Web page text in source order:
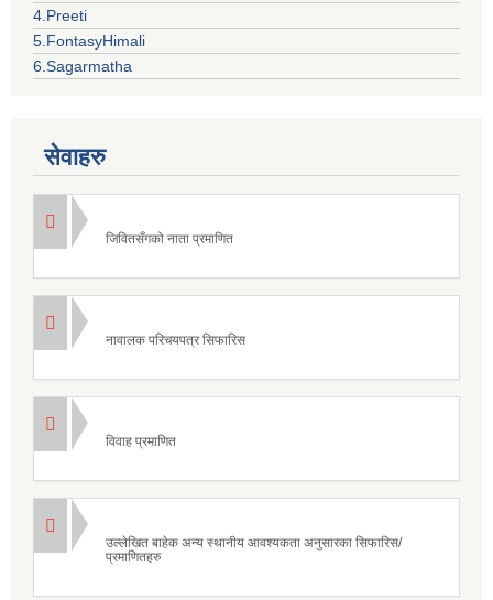
4.Preeti
5.FontasyHimali
6.Sagarmatha
सेवाहरु
जिवितसँगको नाता प्रमाणित
नावालक परिचयपत्र सिफारिस
विवाह प्रमाणित
उल्लेखित बाहेक अन्य स्थानीय आवश्यकता अनुसारका सिफारिस/
प्रमाणितहरु